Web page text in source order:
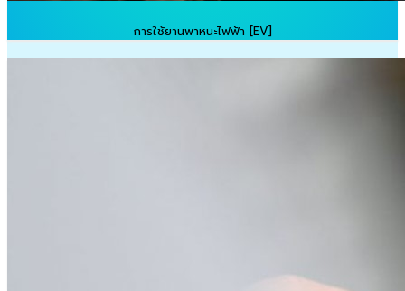
การใช้ยานพาหนะไฟฟ้า [EV]